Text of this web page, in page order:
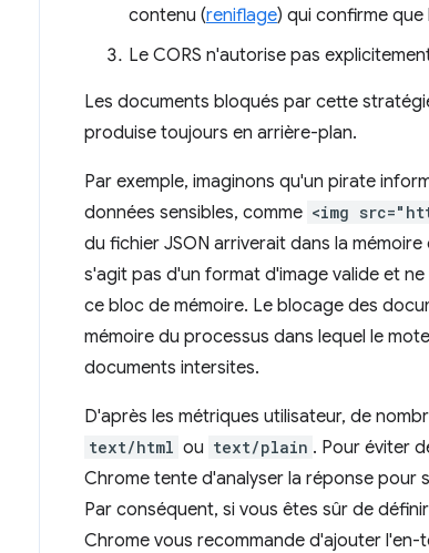
contenu (reniflage) qui confirme
Le CORS n'autorise pas
Les documents bloqués par cette
produise toujours en arrière-plan.
Par exemple, imaginons qu'un pirate
données sensibles, comme <img
du fichier JSON arriverait dans la
s'agit pas d'un format d'image valide et
ce bloc de mémoire. Le blocage des
mémoire du processus dans lequel le
documents intersites.
D'après les métriques utilisateur, de
text/html ou text/plain . Pour éviter
Chrome tente d'analyser la réponse pour
Par conséquent, si vous êtes sûr de
Chrome vous recommande d'ajouter l'en-